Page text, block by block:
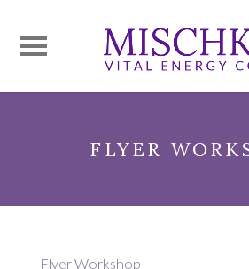
FLYER
Flyer Workshop